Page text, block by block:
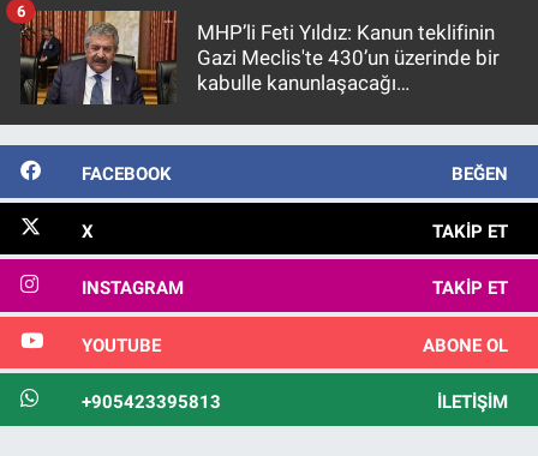
MHP’li Feti Yıldız: Kanun teklifinin
Gazi Meclis'te 430’un üzerinde bir
kabulle kanunlaşacağı
6
FACEBOOK BEĞEN
X TAKIP ET
INSTAGRAM TAKIP ET
YOUTUBE ABONE OL
+905423395813 İLETIŞIM